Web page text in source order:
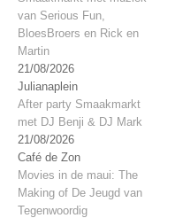
van Serious Fun,
BloesBroers en Rick en
Martin
21/08/2026
Julianaplein
After party Smaakmarkt
met DJ Benji & DJ Mark
21/08/2026
Café de Zon
Movies in de maui: The
Making of De Jeugd van
Tegenwoordig